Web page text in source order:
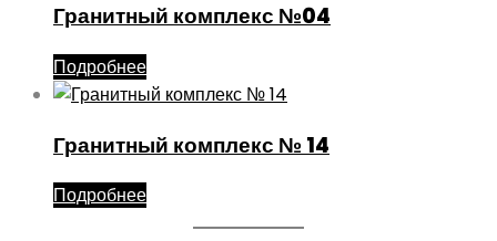
Гранитный комплекс №04
Подробнее
Гранитный комплекс № 14
Подробнее